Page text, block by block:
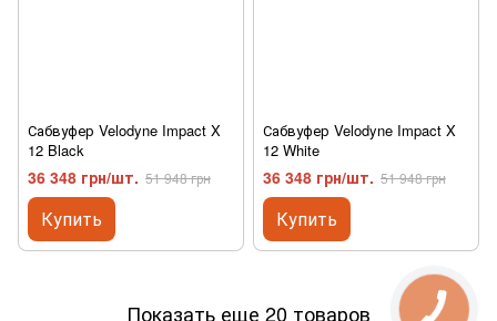
Сабвуфер Velodyne Impact X
12 Black
36 348 грн/шт. 51 948 грн
Купить
Сабвуфер Velodyne Impact X
12 White
36 348 грн/шт. 51 948 грн
Купить
Показать еще 20 товаров